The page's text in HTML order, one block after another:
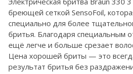
бреющей сеткой SensoFoil,
специально для более
бритья. Благодаря специальным
ещё легче и больше срезает
Цена хорошей бриты — это
результат бритья без